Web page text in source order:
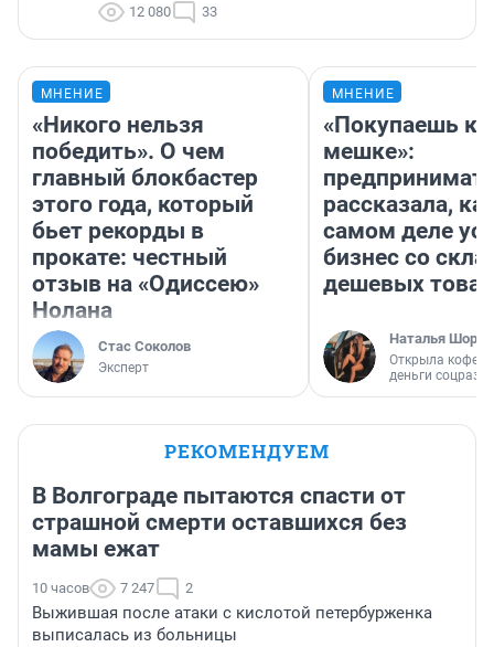
12 080 33
МНЕНИЕ
«Никого нельзя
победить». О чем
главный блокбастер
этого года, который
бьет рекорды в
прокате: честный
отзыв на «Одиссею»
Нолана
Стас Соколов
Эксперт
МНЕНИЕ
«Покупаешь
мешке»:
рассказала,
самом деле
бизнес со
дешевых
Наталья
Открыла
деньги
РЕКОМЕНДУЕМ
В Волгограде пытаются спасти от
страшной смерти оставшихся без
мамы ежат
10 часов 7 247 2
Выжившая после атаки с кислотой петербурженка
выписалась из больницы